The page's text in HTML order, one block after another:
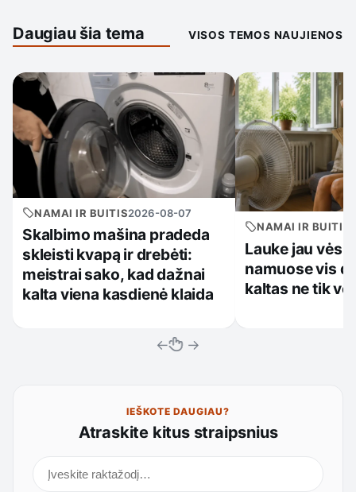
Daugiau šia tema VISOS TEMOS NAUJIENOS
NAMAI IR BUITIS2026-08-07
Skalbimo mašina pradeda
skleisti kvapą ir drebėti:
meistrai sako, kad dažnai
kalta viena kasdienė klaida
NAMAI IR BUITIS
Lauke jau
namuose vis
kaltas ne tik
← →
IEŠKOTE DAUGIAU?
Atraskite kitus straipsnius